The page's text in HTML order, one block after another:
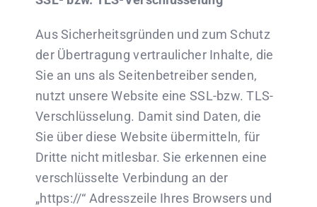
Aus Sicherheitsgründen und zum Schutz
der Übertragung vertraulicher Inhalte, die
Sie an uns als Seitenbetreiber senden,
nutzt unsere Website eine SSL-bzw. TLS-
Verschlüsselung. Damit sind Daten, die
Sie über diese Website übermitteln, für
Dritte nicht mitlesbar. Sie erkennen eine
verschlüsselte Verbindung an der
„https://“ Adresszeile Ihres Browsers und